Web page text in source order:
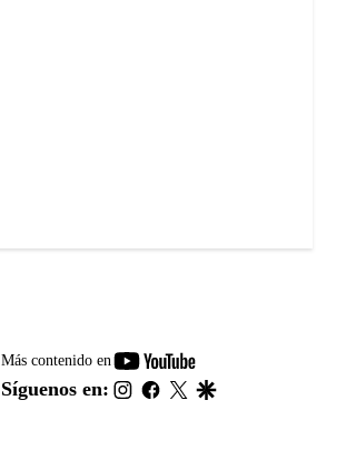
Más contenido en
youtube-
footer
Síguenos en: instagram
facebook
twitter